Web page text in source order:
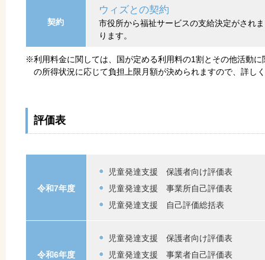
契約
ウィズとの契約
市役所から福祉サービスの支給決定がされ
ります。
※利用料金に関しては、国が定める利用料の1割とその他活動
の所得状況に応じて負担上限月額が決められますので、詳し
評価表
令和7年度
児童発達支援 保護者向け評価表
児童発達支援 事業所自己評価表
児童発達支援 自己評価総括表
令和6年度
児童発達支援 保護者向け評価表
児童発達支援 事業者自己評価表